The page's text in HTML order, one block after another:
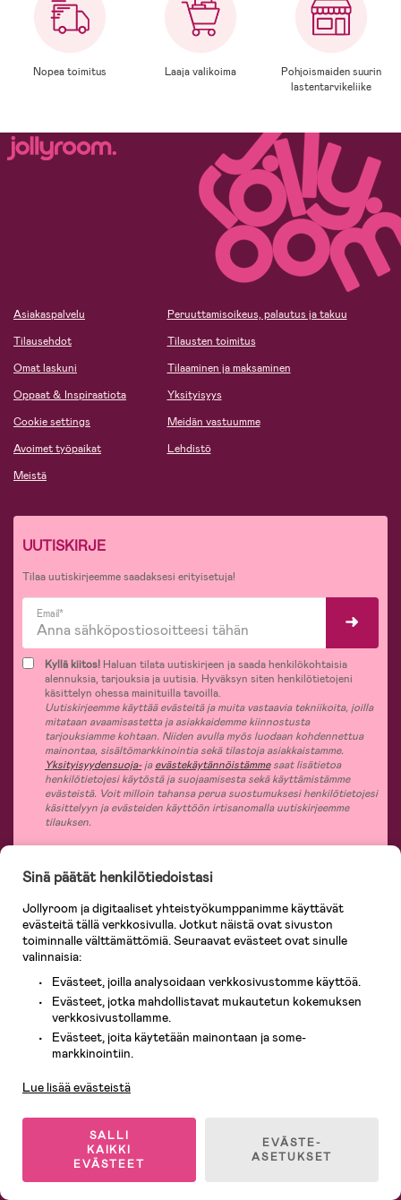
Nopea toimitus Laaja valikoima
Pohjoismaiden suurin
lastentarvikeliike
Asiakaspalvelu
Tilausehdot
Omat laskuni
Oppaat & Inspiraatiota
Cookie settings
Avoimet työpaikat
Meistä
Peruuttamisoikeus, palautus ja takuu
Tilausten toimitus
Tilaaminen ja maksaminen
Yksityisyys
Meidän vastuumme
Lehdistö
UUTISKIRJE
Tilaa uutiskirjeemme saadaksesi erityisetuja!
Email*
Kyllä kiitos! Haluan tilata uutiskirjeen ja saada henkilökohtaisia
alennuksia, tarjouksia ja uutisia. Hyväksyn siten henkilötietojeni
käsittelyn ohessa mainituilla tavoilla.
Uutiskirjeemme käyttää evästeitä ja muita vastaavia tekniikoita, joilla
mitataan avaamisastetta ja asiakkaidemme kiinnostusta
tarjouksiamme kohtaan. Niiden avulla myös luodaan kohdennettua
mainontaa, sisältömarkkinointia sekä tilastoja asiakkaistamme.
Yksityisyydensuoja-jaevästekäytännöistämmesaat lisätietoa
henkilötietojesi käytöstä ja suojaamisesta sekä käyttämistämme
evästeistä. Voit milloin tahansa perua suostumuksesi henkilötietojesi
käsittelyyn ja evästeiden käyttöön irtisanomalla uutiskirjeemme
tilauksen.
Jollyroomin laajasta valikoimasta tilaat kaiken tarvittavan lapsiperheelle
nopeasti, helposti ja aina edullisin hinnoin. Osaavan asiakaspalvelumme ja
365 päivän palautusoikeuden ansiosta voit tuntea olosi turvalliseksi ja tehdä
ostoksia hyvillä mielin. Jollyroomilta saat lastenvaunut, turvaistuimet,
vaatteet vauvoille ja lapsille, inspiroivia sisustustuotteita lastenhuoneeseen,
lastentarvikkeita sekä paljon muuta. Meiltä löydät lukuisia tunnettuja
tuotemerkkejä, kuten Britax, Maxi-Cosi, Baby Jogger, BabyBjörn, Didriksons,
KidKraft, Ergobaby, Philips Avent, Neonate, Cybex, LEGO ja monia muita!
Tervetuloa shoppailemaan Pohjoismaiden suurimpaan lastentarvikkeiden
verkkokauppaan!
Sinä päätät henkilötiedoistasi
Jollyroom ja digitaaliset yhteistyökumppanimme käyttävät
evästeitä tällä verkkosivulla. Jotkut näistä ovat sivuston
toiminnalle välttämättömiä. Seuraavat evästeet ovat sinulle
valinnaisia:
Evästeet, joilla analysoidaan verkkosivustomme käyttöä.
Evästeet, jotka mahdollistavat mukautetun kokemuksen
verkkosivustollamme.
Evästeet, joita käytetään mainontaan ja some-
markkinointiin.
Lue lisää evästeistä
SALLI
KAIKKI
EVÄSTEET
EVÄSTE-
ASETUKSET